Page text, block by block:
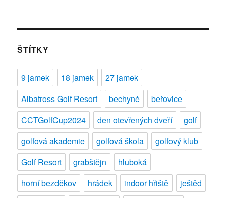
názvem
si
na
Panství
Bechyně
ŠTÍTKY
9 jamek 18 jamek
27 jamek
Albatross Golf Resort
bechyně
beřovice
CCTGolfCup2024
den otevřených dveří
golf
golfová akademie
golfová škola
golfový klub
Golf Resort
grabštějn
hluboká
horní bezděkov
hrádek indoor hřiště
ještěd